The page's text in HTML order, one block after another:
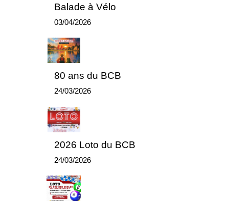
Balade à Vélo
03/04/2026
80 ans du BCB
24/03/2026
2026 Loto du BCB
24/03/2026